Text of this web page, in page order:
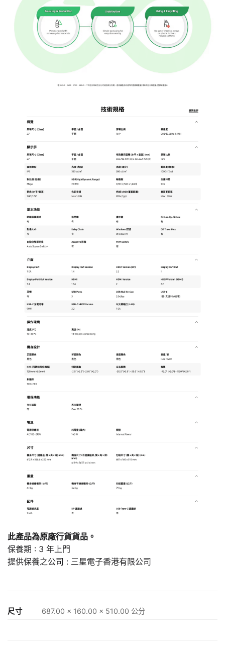
此產品為原廠行貨貨品。
保養期 : 3 年上門
提供保養之公司 : 三星電子香港有限公司
尺寸 687.00 × 160.00 × 510.00 公分